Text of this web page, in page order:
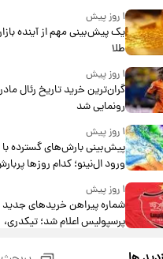
چه گفت؟
۱ روز پیش
یک پیش‌بینی مهم از آینده
طلا
۱ روز پیش
گران‌ترین خرید تاریخ رئال
رونمایی شد
۱ روز پیش
پیش‌بینی بارش‌های گسترده با
ورود ال‌نینو؛ کدام روزها
خواهند بود؟
۱ روز پیش
شماره پیراهن خریدهای جدید
پرسپولیس اعلام شد؛ تیکدری،